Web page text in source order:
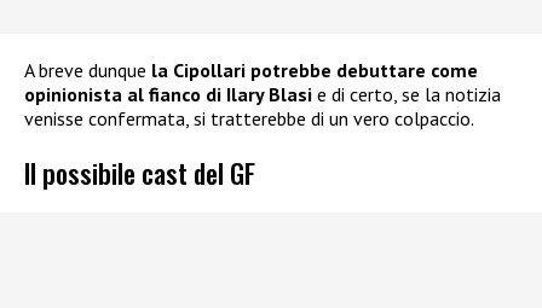
A breve dunque la Cipollari potrebbe debuttare come
opinionista al fianco di Ilary Blasi e di certo, se la notizia
venisse confermata, si tratterebbe di un vero colpaccio.
Il possibile cast del GF